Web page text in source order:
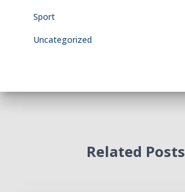
Sport
Uncategorized
Related Posts